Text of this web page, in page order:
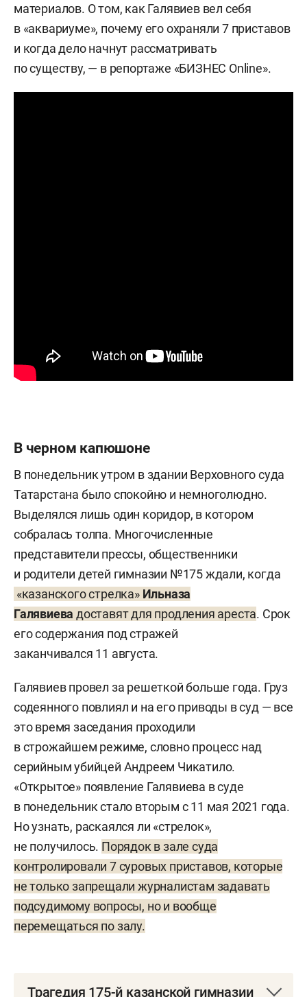
материалов. О том, как Галявиев вел себя
в «аквариуме», почему его охраняли 7 приставов
и когда дело начнут рассматривать
по существу, — в репортаже «БИЗНЕС Online».
В черном капюшоне
В понедельник утром в здании Верховного суда
Татарстана было спокойно и немноголюдно.
Выделялся лишь один коридор, в котором
собралась толпа. Многочисленные
представители прессы, общественники
и родители детей гимназии №175 ждали, когда
«казанского стрелка» Ильназа
Галявиева доставят для продления ареста. Срок
его содержания под стражей
заканчивался 11 августа.
Галявиев провел за решеткой больше года. Груз
содеянного повлиял и на его приводы в суд — все
это время заседания проходили
в строжайшем режиме, словно процесс над
серийным убийцей Андреем Чикатило.
«Открытое» появление Галявиева в суде
в понедельник стало вторым с 11 мая 2021 года.
Но узнать, раскаялся ли «стрелок»,
не получилось. Порядок в зале суда
контролировали 7 суровых приставов, которые
не только запрещали журналистам задавать
подсудимому вопросы, но и вообще
перемещаться по залу.
Трагедия 175-й казанской гимназии